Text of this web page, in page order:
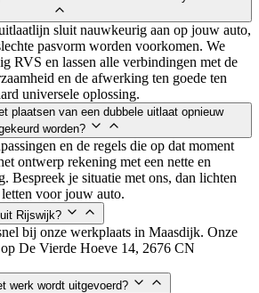
sluit nauwkeurig aan op jouw auto,
pasvorm worden voorkomen. We
RVS en lassen alle verbindingen met de
en de afwerking ten goede ten
universele oplossing.
plaatsen van een dubbele uitlaat opnieuw
worden?
en de regels die op dat moment
ontwerp rekening met een nette en
Bespreek je situatie met ons, dan lichten
voor jouw auto.
Rijswijk?
bij onze werkplaats in Maasdijk. Onze
De Vierde Hoeve 14, 2676 CN
werk wordt uitgevoerd?